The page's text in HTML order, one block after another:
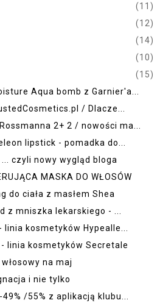
(11)
(12)
(14)
(10)
(15)
Aqua bomb z Garnier'a...
/ Dlacze...
2+ 2 / nowości ma...
lipstick - pomadka do...
czyli nowy wygląd bloga
MASKA DO WŁOSÓW
do ciała z masłem Shea
z mniszka lekarskiego - ...
kosmetyków Hypealle...
linia kosmetyków Secretale
na maj
i nie tylko
/55% z aplikacją klubu...